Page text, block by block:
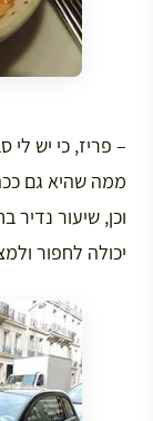
– פריז, כי יש
ממה שהיא גם
וכן, שיעור נדיר
יכולה לחפור